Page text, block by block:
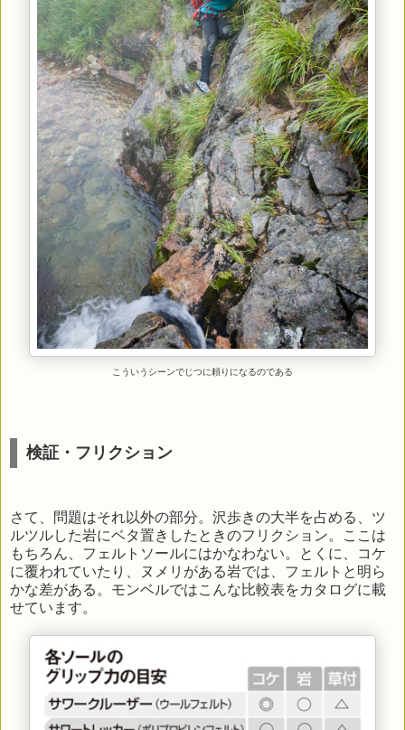
こういうシーンでじつに頼りになるのである
検証・フリクション
さて、問題はそれ以外の部分。沢歩きの大半を占める、ツ
ルツルした岩にベタ置きしたときのフリクション。ここは
もちろん、フェルトソールにはかなわない。とくに、コケ
に覆われていたり、ヌメリがある岩では、フェルトと明ら
かな差がある。モンベルではこんな比較表をカタログに載
せています。